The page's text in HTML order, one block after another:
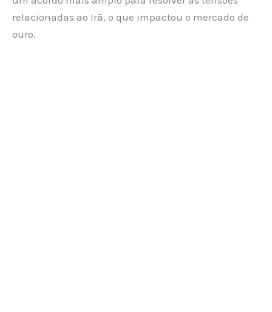
relacionadas ao Irã, o que impactou o mercado de
ouro.